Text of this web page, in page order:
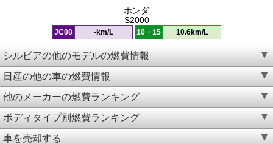
ホンダ
S2000
JC08 -km/L 10・15 10.6km/L
シルビアの他のモデルの燃費情報
日産の他の車の燃費情報
他のメーカーの燃費ランキング
ボディタイプ別燃費ランキング
車を売却する